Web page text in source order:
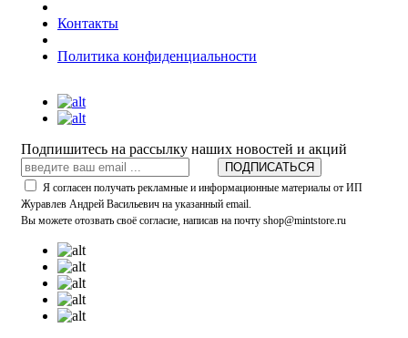
Контакты
Политика конфиденциальности
Подпишитесь на рассылку наших новостей и акций
ПОДПИСАТЬСЯ
Я согласен получать рекламные и информационные материалы от ИП
Журавлев Андрей Васильевич на указанный email.
Вы можете отозвать своё согласие, написав на почту shop@mintstore.ru